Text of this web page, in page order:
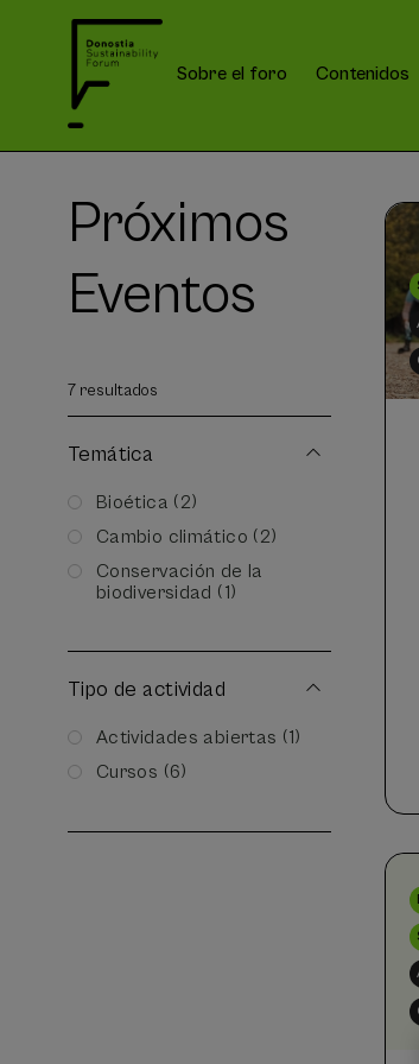
Sobre el foro Contenidos
Próximos
Eventos
7 resultados
Temática
Bioética (2)
Cambio climático (2)
Conservación de la
biodiversidad (1)
Tipo de actividad
Actividades abiertas (1)
Cursos (6)